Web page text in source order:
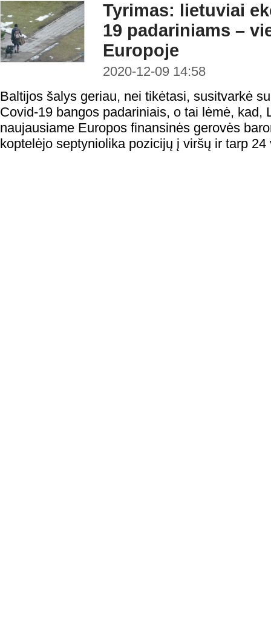
Tyrimas: lietuviai
19 padariniams –
Europoje
2020-12-09 14:58
Baltijos šalys geriau, nei tikėtasi, susitvarkė
Covid-19 bangos padariniais, o tai lėmė, kad,
naujausiame Europos finansinės gerovės
koptelėjo septyniolika pozicijų į viršų ir tarp